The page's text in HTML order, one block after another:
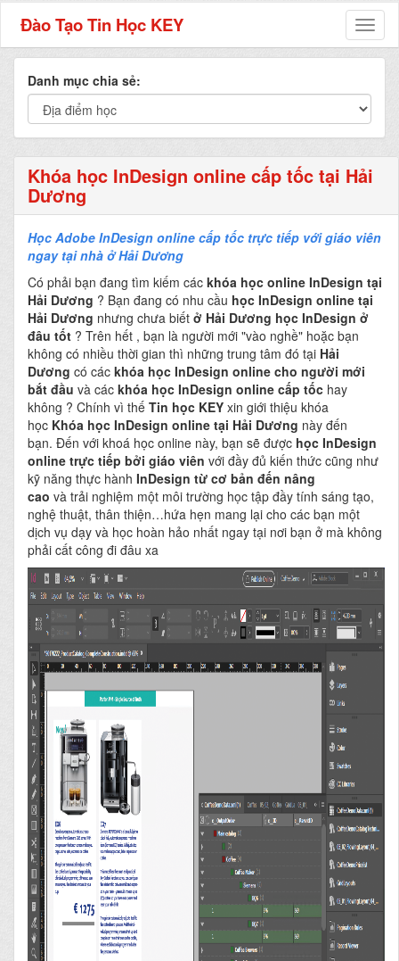
Đào Tạo Tin Học KEY
Danh mục chia sẻ:
Khóa học InDesign online cấp tốc tại Hải
Dương
Học Adobe InDesign online cấp tốc trực tiếp với giáo viên
ngay tại nhà ở Hải Dương
Có phải bạn đang tìm kiếm các khóa học online InDesign tại
Hải Dương ? Bạn đang có nhu cầu học InDesign online tại
Hải Dương nhưng chưa biết ở Hải Dương học InDesign ở
đâu tốt ? Trên hết , bạn là người mới "vào nghề" hoặc bạn
không có nhiều thời gian thì những trung tâm đó tại Hải
Dương có các khóa học InDesign online cho người mới
bắt đầu và các khóa học InDesign online cấp tốc hay
không ? Chính vì thế Tin học KEY xin giới thiệu khóa
học Khóa học InDesign online tại Hải Dương này đến
bạn. Đến với khoá học online này, bạn sẽ được học InDesign
online trực tiếp bởi giáo viên với đầy đủ kiến thức cũng như
kỹ năng thực hành InDesign từ cơ bản đến nâng
cao và trải nghiệm một môi trường học tập đầy tính sáng tạo,
nghệ thuật, thân thiện…hứa hẹn mang lại cho các bạn một
dịch vụ dạy và học hoàn hảo nhất ngay tại nơi bạn ở mà không
phải cất công đi đâu xa